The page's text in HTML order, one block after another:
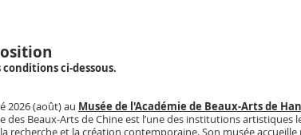
ci-dessous.
2026 (août) au Musée de l'Académie de Beaux-Arts de
des Beaux-Arts de Chine est l’une des institutions
recherche et la création contemporaine. Son musée